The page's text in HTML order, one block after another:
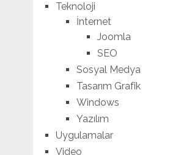
Teknoloji
İnternet
Joomla
SEO
Sosyal Medya
Tasarım Grafik
Windows
Yazılım
Uygulamalar
Video